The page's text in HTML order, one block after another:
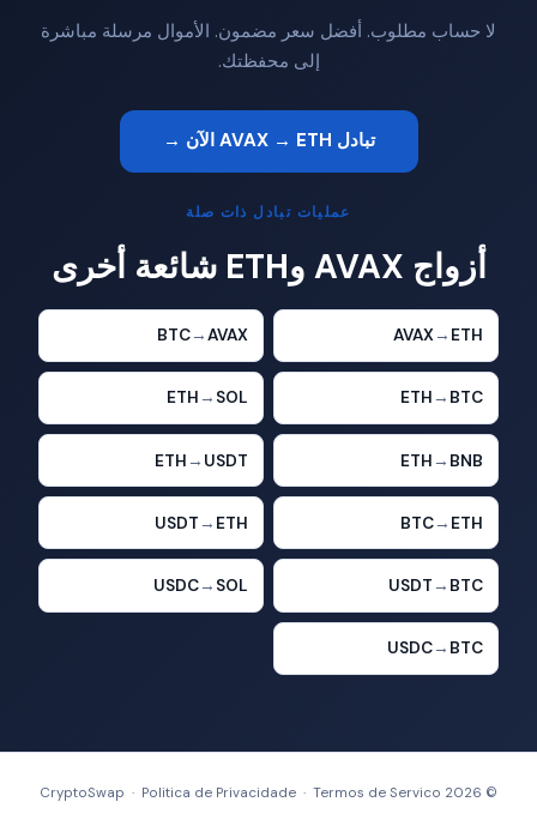
لا حساب مطلوب. أفضل سعر مضمون. الأموال مرسلة مباشرة
إلى محفظتك.
تبادل AVAX → ETH الآن →
عمليات تبادل ذات صلة
أزواج AVAX وETH شائعة أخرى
ETH
→
AVAX
AVAX
→
BTC
BTC
→
ETH
SOL
→
ETH
BNB
→
ETH
USDT
→
ETH
ETH
→
BTC
ETH
→
USDT
BTC
→
USDT
SOL
→
USDC
BTC
→
USDC
© 2026 CryptoSwap ·
Politica de Privacidade · Termos de Servico